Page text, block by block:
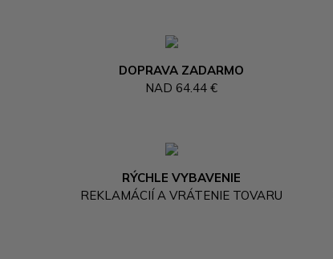
DOPRAVA ZADARMO
NAD 64.44 €
RÝCHLE VYBAVENIE
REKLAMÁCIÍ A VRÁTENIE TOVARU